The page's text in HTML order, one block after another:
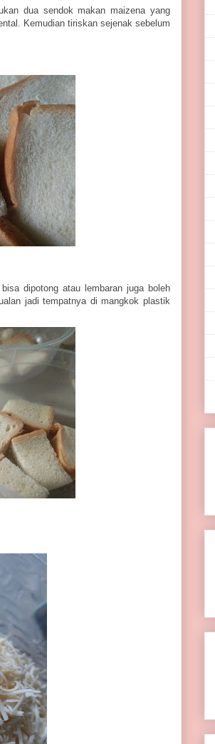
dua sendok makan maizena yang
Kemudian tiriskan sejenak sebelum
dipotong atau lembaran juga boleh
jadi tempatnya di mangkok plastik